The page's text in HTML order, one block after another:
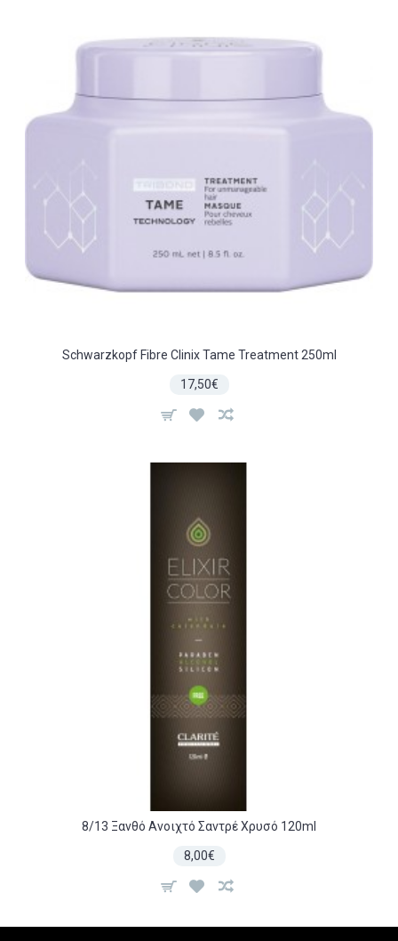
Schwarzkopf Fibre Clinix Tame Treatment 250ml
17,50€
8/13 Ξανθό Ανοιχτό Σαντρέ Χρυσό 120ml
8,00€